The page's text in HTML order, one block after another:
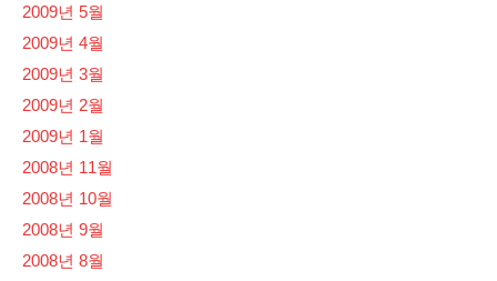
2009년 5월
2009년 4월
2009년 3월
2009년 2월
2009년 1월
2008년 11월
2008년 10월
2008년 9월
2008년 8월